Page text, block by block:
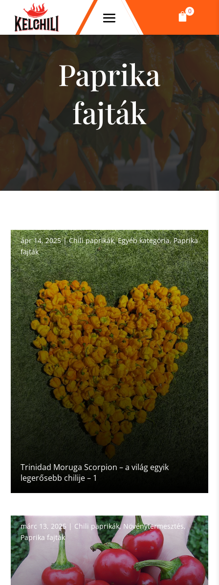
0

Paprika
fajták
Trinidad Moruga Scorpion – a világ egyik
legerősebb chilije – 1
ápr 14, 2025|Chili paprikák,Egyéb kategória,Paprika
fajták
márc 13, 2025 | Chili paprikák, Növénytermesztés,
Paprika fajták